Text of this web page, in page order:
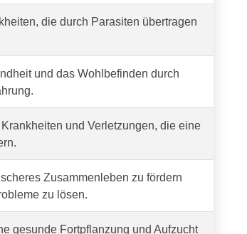
die durch Parasiten übertragen
und das Wohlbefinden durch
und Verletzungen, die eine
Zusammenleben zu fördern
zu lösen.
gesunde Fortpflanzung und Aufzucht